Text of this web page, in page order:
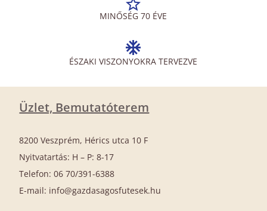
MINŐSÉG 70 ÉVE
ÉSZAKI VISZONYOKRA TERVEZVE
Üzlet, Bemutatóterem
8200 Veszprém, Hérics utca 10 F
Nyitvatartás: H – P: 8-17
Telefon: 06 70/391-6388
E-mail: info@gazdasagosfutesek.hu